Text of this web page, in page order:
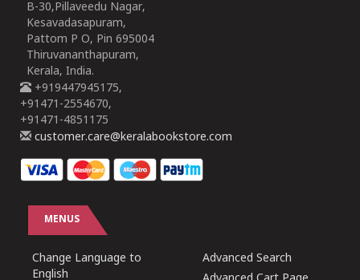
B-30,Pillaveedu Nagar,
Kesavadasapuram,
Pattom P O, Pin 695004
Thiruvananthapuram,
Kerala, India.
+919447945175,
+91471-2554670,
+91471-4851175
customer.care@keralabookstore.com
MENUS
Change Language to
English
Advanced Search